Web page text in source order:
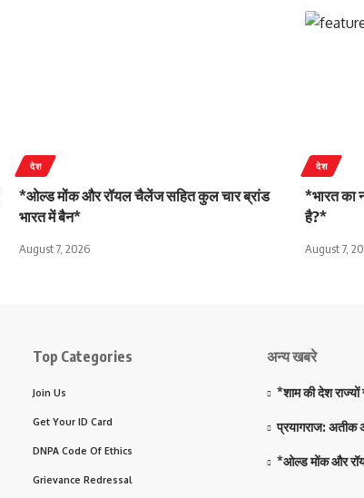
देश
*ओल्ड मोंक और रॉयल चैलेंज सहित कुल चार ब्रांड
भारत में बैन*
August 7, 2026
देश
*भारत का
है?*
August 7,
Top Categories
Join Us
Get Your ID Card
DNPA Code Of Ethics
Grievance Redressal
अन्य खबरे
*शाम की देश
प्रयागराज: अतीक
*ओल्ड मोंक और